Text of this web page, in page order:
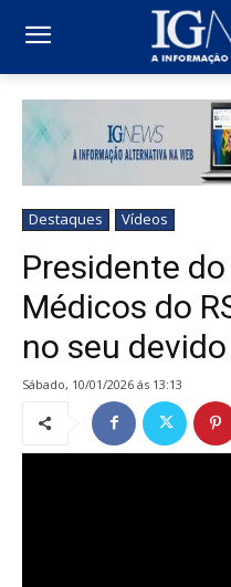
Destaques Vídeos
Presidente
Médicos do
no seu
sábado, 10/01/2026 ás 13:13